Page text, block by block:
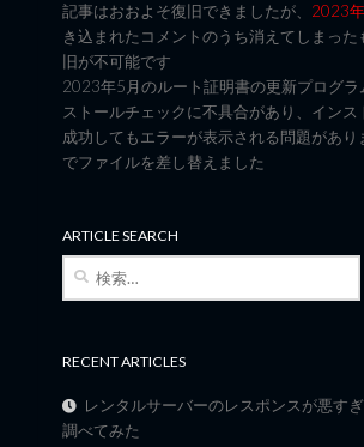
記事はおおよそ復旧できましたが、 2023
き込まれたコメントのうち消えてしまった
旧が不可能です
2023年5月のルート証明書の更新プログラ
ストールチェックに不具合があり、インス
成功してもエラーが表示される問題があり
でファイルを差し替えました
ARTICLE SEARCH
RECENT ARTICLES
レンタルサーバーのレスポンスが悪す
調べてみた